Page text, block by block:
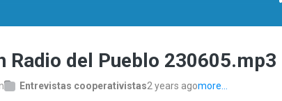
Radio del Pueblo 230605.mp3
Entrevistas cooperativistas2 years agomore...